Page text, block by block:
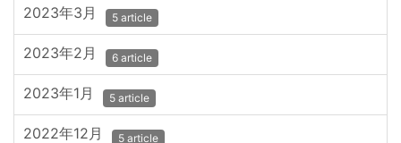
2023年3月 5 article
2023年2月 6 article
2023年1月 5 article
2022年12月 5 article